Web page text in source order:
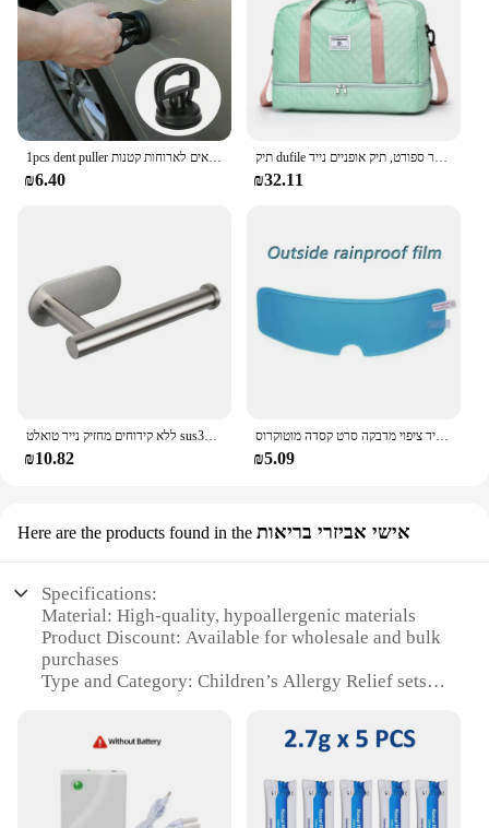
1pcs dent puller למשוך ראש לוח מסיר כלי 2 אינץ 'מכונת תיקון מכונת סקר מכונת שאיבה מתאים לארוחות קטנות
₪6.40
תיק dufile נסיעות סריג קל משקל, תיק אחסון ספורט כושר ספורט, תיק אופניים נייד
₪32.11
₪10.82
חדש אוניברסלי אופנוע קסדה ברור סרט נגד ערפל וגשם סרט עמיד ננו עמיד ציפוי מדבקה סרט קסדה מוטוקרוס
₪5.09
Here are the products found in the אישי אביזרי בריאות
Specifications:
Material: High-quality, hypoallergenic materials
Product Discount: Available for wholesale and bulk
purchases
Type and Category: Children’s Allergy Relief sets
Usage and Purpose: Provides relief from common
allergens
Typical Adaptive Scenario: Ideal for school, home,
and outdoor use